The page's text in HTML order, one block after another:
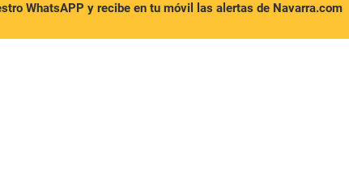
WhatsAPP y recibe en tu móvil las alertas de Navarra.com